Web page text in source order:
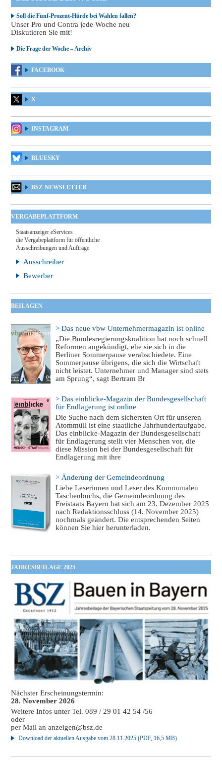
Soll die Fünf-Prozent-Hürde bei Wahlen fallen?
Unser Pro und Contra jede Woche neu
Diskutieren Sie mit!
Die Frage der Woche – Archiv
FACEBOOK
X
INSTAGRAM
BLUESKY
BSZ-NEWSLETTER
VERGABEPLATTFORM
Staatsanzeiger eServices
die Vergabeplattform für öffentliche
Ausschreibungen und Aufträge
Ausschreiber
Bewerber
BEILAGEN
> Das neue vbw Unternehmermagazin ist online
„Die Bundesregierungskoalition hat noch schnell
Reformen angekündigt, ehe sie sich in die
Berliner Sommerpause verabschiedete. Eine
Sommerpause übrigens, die sich die Wirtschaft
nicht leistet. Unternehmer und Manager sind stets
am Sprung“, sagt Bertram Br
> Das einblicke-Magazin der Bundesgesellschaft
für Endlagerung ist online
Die Suche nach dem sichersten Ort für unseren
Atommüll ist eine staatliche Jahrhundertaufgabe.
Das einblicke-Magazin der Bundesgesellschaft
für Endlagerung stellt vier Menschen vor, die
diese Mission bei der Bundesgesellschaft für
Endlagerung mit ihre
> Änderung der Gemeindeordnung
Liebe Leserinnen und Leser des Kommunalen
Taschenbuchs, die Gemeindeordnung des
Freistaats Bayern hat sich am 23. Dezember 2025
nach Redaktionsschluss (14. November 2025)
nochmals geändert. Die entsprechenden Seiten
können Sie hier herunterladen.
JAHRESBEILAGE 2025
Nächster Erscheinungstermin:
28. November 2026
Weitere Infos unter Tel. 089 / 29 01 42 54 /56
oder
per Mail ananzeigen@bsz.de
Download der aktuellen Ausgabe vom 28.11.2025 (PDF, 16,5 MB)